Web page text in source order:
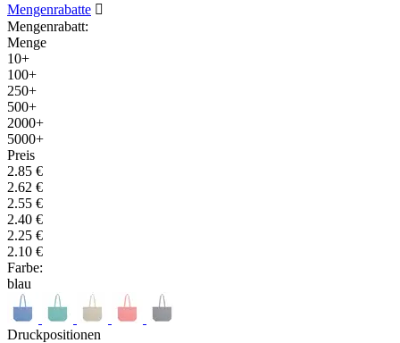
Mengenrabatte 
Mengenrabatt:
Menge
10+
100+
250+
500+
2000+
5000+
Preis
2.85 €
2.62 €
2.55 €
2.40 €
2.25 €
2.10 €
Farbe:
blau
Druckpositionen